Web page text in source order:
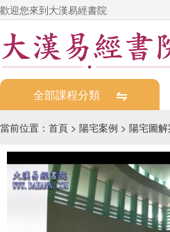
歡迎您來到大漢易經書院
全部課程分類
當前位置： 首頁 > 陽宅案例 > 陽宅圖